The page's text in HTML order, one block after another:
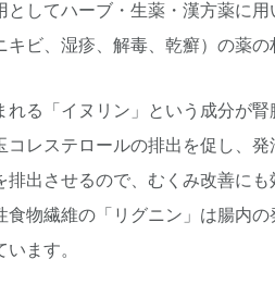
としてハーブ・生薬・漢方薬に用
キビ、湿疹、解毒、乾癬）の薬の
れる「イヌリン」という成分が
コレステロールの排出を促し、
排出させるので、むくみ改善にも
食物繊維の「リグニン」は腸内
ます。